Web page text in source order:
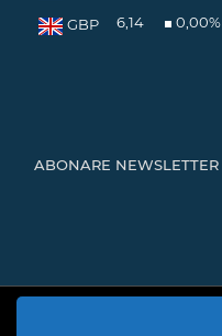
GBP 6,14 0,00%
ABONARE NEWSLETTER